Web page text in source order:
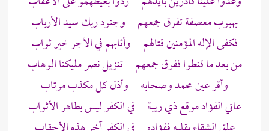
بهبوب معصفة تفرق جمعهم وجنود ربك سيد الأرباب
فكفى الإله المؤمنين قتالهم وأثابهم في الأجر خير ثواب
من بعد ما قنطوا ففرق جمعهم تنزيل نصر مليكنا الوهاب
وأقر عينمحمدوصحابه وأذل كل مكذب مرتاب
عاتي الفؤاد موقع ذي ريبة في الكفر ليس بطاهر الأثواب